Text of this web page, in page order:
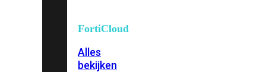
FortiCloud
Alles
bekijken